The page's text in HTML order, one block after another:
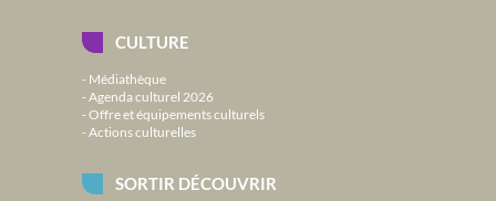
CULTURE
Médiathèque
Agenda culturel 2026
Offre et équipements culturels
Actions culturelles
SORTIR DÉCOUVRIR